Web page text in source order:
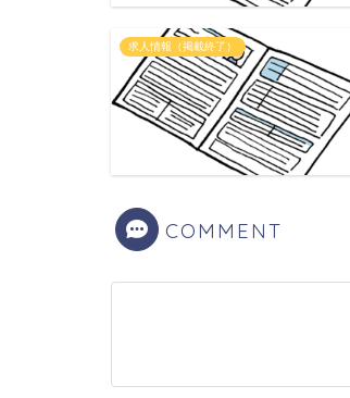
求人情報（掲載終了）
COMMENT